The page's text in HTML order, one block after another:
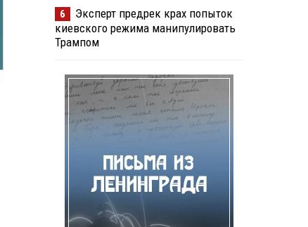
6
Эксперт предрек крах попыток
киевского режима манипулировать
Трампом